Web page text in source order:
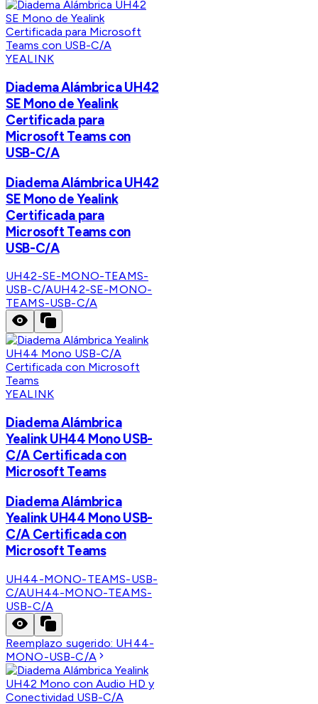
YEALINK
Diadema Alámbrica UH42
SE Mono de Yealink
Certificada para
Microsoft Teams con
USB-C/A
Diadema Alámbrica UH42
SE Mono de Yealink
Certificada para
Microsoft Teams con
USB-C/A
UH42-SE-MONO-TEAMS-
USB-C/AUH42-SE-MONO-
TEAMS-USB-C/A
YEALINK
Diadema Alámbrica
Yealink UH44 Mono USB-
C/A Certificada con
Microsoft Teams
Diadema Alámbrica
Yealink UH44 Mono USB-
C/A Certificada con
Microsoft Teams
UH44-MONO-TEAMS-USB-
C/AUH44-MONO-TEAMS-
USB-C/A
Reemplazo sugerido: UH44-
MONO-USB-C/A